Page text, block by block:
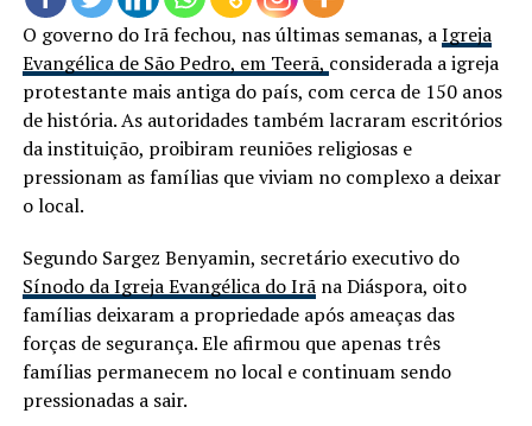
O governo do Irã fechou, nas últimas semanas, aIgreja
Evangélica de São Pedro, em Teerã, considerada a igreja
protestante mais antiga do país, com cerca de 150 anos
de história. As autoridades também lacraram escritórios
da instituição, proibiram reuniões religiosas e
pressionam as famílias que viviam no complexo a deixar
o local.
Segundo Sargez Benyamin, secretário executivo do
Sínodo da Igreja Evangélica do Irãna Diáspora, oito
famílias deixaram a propriedade após ameaças das
forças de segurança. Ele afirmou que apenas três
famílias permanecem no local e continuam sendo
pressionadas a sair.